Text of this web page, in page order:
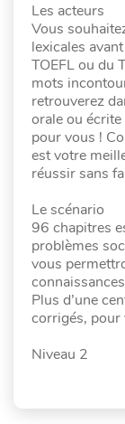
Les acteurs
Vous
lexicales
TOEFL ou du
mots
retrouverez
orale ou écrite
pour vous !
est votre
réussir sans
Le scénario
96 chapitres
problèmes
vous
Plus d’une
corrigés, pour
Niveau 2